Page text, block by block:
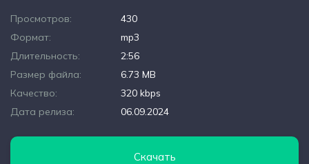
Просмотров:
430
Формат:
mp3
Длительность:
2:56
Размер файла:
6.73 MB
Качество:
320 kbps
Дата релиза:
06.09.2024
Скачать